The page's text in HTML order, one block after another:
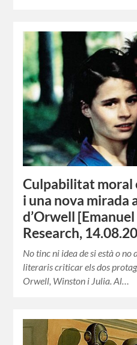
Culpabilitat moral
i una nova mirada
d’Orwell
Research,
No tinc ni idea de si està o no
literaris criticar els dos
Orwell, Winston i Julia. Al…